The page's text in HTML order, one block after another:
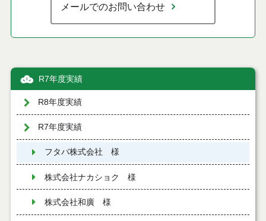
メールでのお問い合わせ
R7年度実績
R8年度実績
R7年度実績
フタバ株式会社 様
株式会社ナカショク 様
株式会社和廣 様